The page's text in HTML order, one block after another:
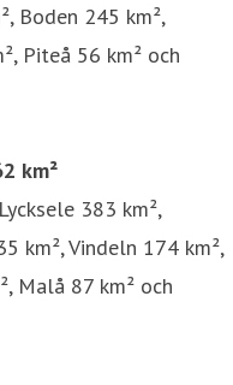
Boden 245 km²,
Piteå 56 km² och
km²
383 km²,
km², Vindeln 174 km²,
Malå 87 km² och